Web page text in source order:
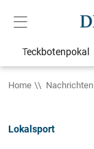
Teckbotenpokal
Home Nachrichten
Lokalsport